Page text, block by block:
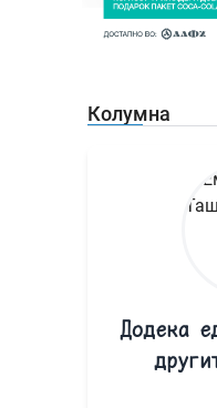
Колумна
Додека